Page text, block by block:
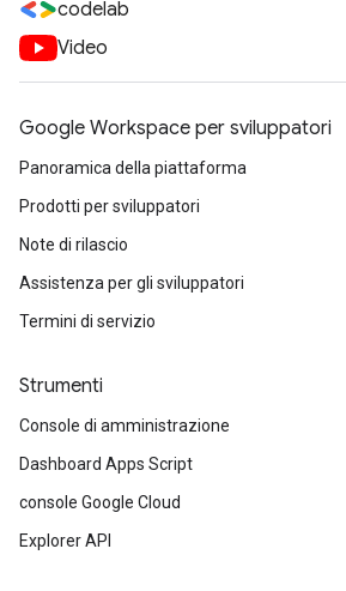
codelab
Video
Google Workspace per sviluppatori
Panoramica della piattaforma
Prodotti per sviluppatori
Note di rilascio
Assistenza per gli sviluppatori
Termini di servizio
Strumenti
Console di amministrazione
Dashboard Apps Script
console Google Cloud
Explorer API